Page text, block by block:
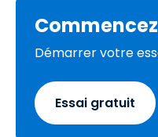
Démarrer votre
Essai gratuit